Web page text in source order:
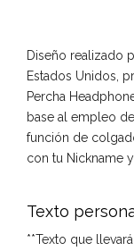
Diseño realizado
Estados Unidos,
Percha
base al empleo
función de
con tu Nickname
Texto
**Texto que